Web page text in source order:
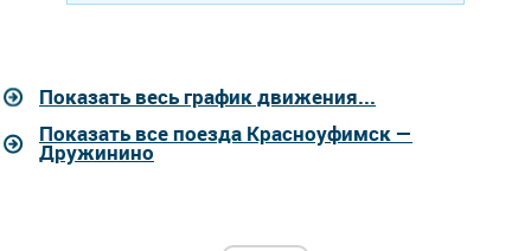
Показать весь график движения...
Показать все поезда Красноуфимск —
Дружинино